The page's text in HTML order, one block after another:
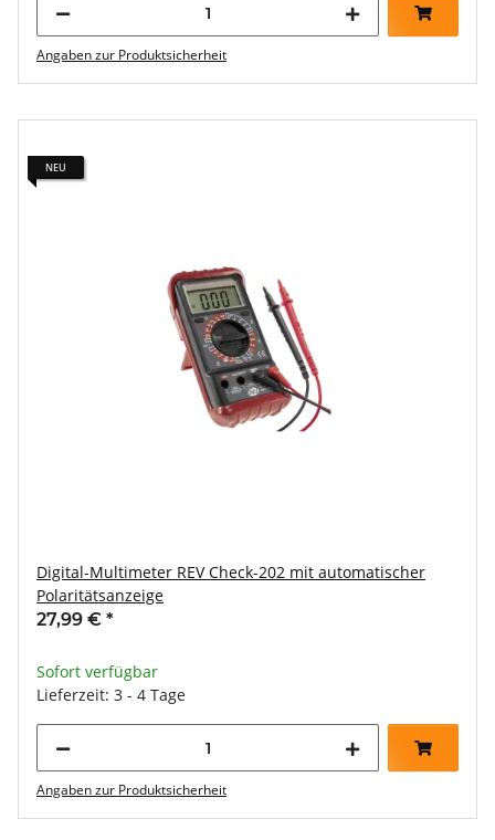
Angaben zur Produktsicherheit
NEU
Digital-Multimeter REV Check-202 mit automatischer
Polaritätsanzeige
27,99 € *
Sofort verfügbar
Lieferzeit: 3 - 4 Tage
Angaben zur Produktsicherheit